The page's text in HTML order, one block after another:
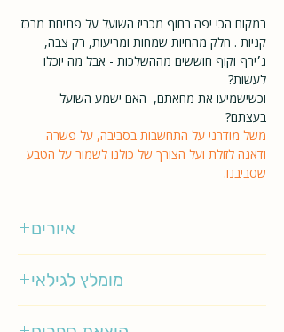
במקום הכי יפה בחוף מכריז השועל על פתיחת מרכז
קניות . חלק מהחיות שמחות ומריעות, רק צבה,
ג׳ירף וקוף חוששים מההשלכות - אבל מה יוכלו
לעשות?
וכשישמיעו את מחאתם, האם ישמע השועל
בעצתם?
משל מודרני על התחשבות בסביבה, על פשרה
ודאגה לזולת ועל הצורך של כולנו לשמור על הטבע
שסביבנו.
איורים
מומלץ לגילאי